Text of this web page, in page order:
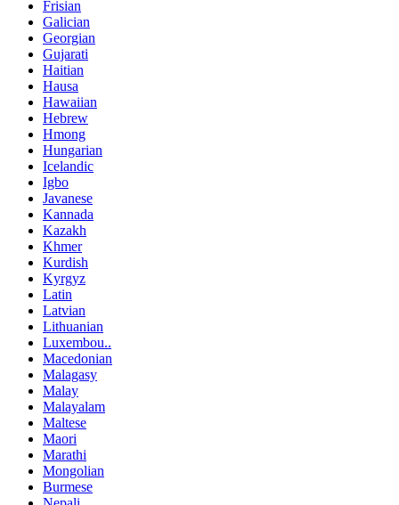
Frisian
Galician
Georgian
Gujarati
Haitian
Hausa
Hawaiian
Hebrew
Hmong
Hungarian
Icelandic
Igbo
Javanese
Kannada
Kazakh
Khmer
Kurdish
Kyrgyz
Latin
Latvian
Lithuanian
Luxembou..
Macedonian
Malagasy
Malay
Malayalam
Maltese
Maori
Marathi
Mongolian
Burmese